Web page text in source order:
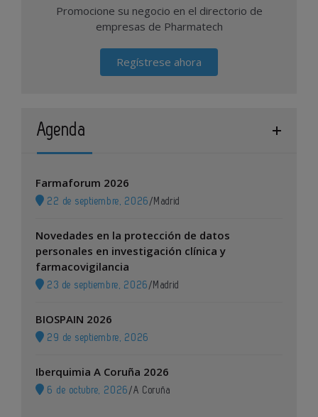
Promocione su negocio en el directorio de
empresas de Pharmatech
Regístrese ahora
Agenda
Farmaforum 2026
22 de septiembre, 2026 / Madrid
Novedades en la protección de datos
personales en investigación clínica y
farmacovigilancia
23 de septiembre, 2026 / Madrid
BIOSPAIN 2026
29 de septiembre, 2026
Iberquimia A Coruña 2026
6 de octubre, 2026 /A Coruña